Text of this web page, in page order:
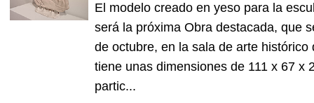
El modelo creado en yeso para la
será la próxima Obra destacada, que
de octubre, en la sala de arte
tiene unas dimensiones de 111 x 67 x
partic...